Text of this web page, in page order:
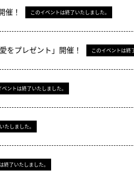
催！ このイベントは終了いたしました。
をプレゼント」開催！ このイベントは終
ベントは終了いたしました。
たしました。
終了いたしました。